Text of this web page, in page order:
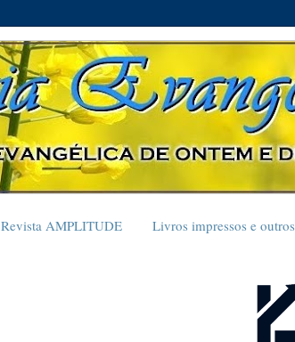
Revista AMPLITUDE Livros impressos e outros